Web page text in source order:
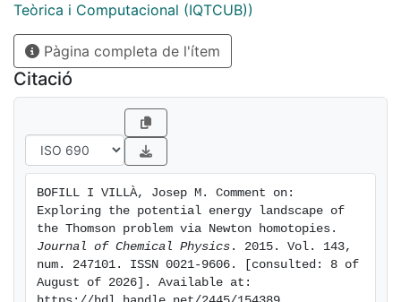
Teòrica i Computacional (IQTCUB))
Pàgina completa de l'ítem
Citació
BOFILL I VILLÀ, Josep M. Comment on:
Exploring the potential energy landscape of
Journal of Chemical Physics . 2015. Vol. 143,
num. 247101. ISSN 0021-9606. [consulted: 8 of
August of 2026]. Available at: